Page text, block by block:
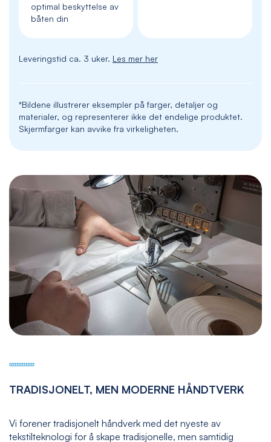
optimal beskyttelse av
båten din
Leveringstid ca. 3 uker. Les mer her
*Bildene illustrerer eksempler på farger, detaljer og
materialer, og representerer ikke det endelige produktet.
Skjermfarger kan avvike fra virkeligheten.
TRADISJONELT, MEN MODERNE HÅNDTVERK
Vi forener tradisjonelt håndverk med det nyeste av
tekstilteknologi for å skape tradisjonelle, men samtidig